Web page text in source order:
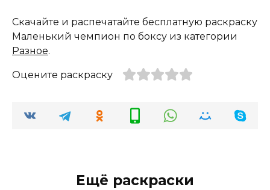
Скачайте и распечатайте бесплатную раскраску
Маленький чемпион по боксу из категории
Разное.
Оцените раскраску
Ещё раскраски